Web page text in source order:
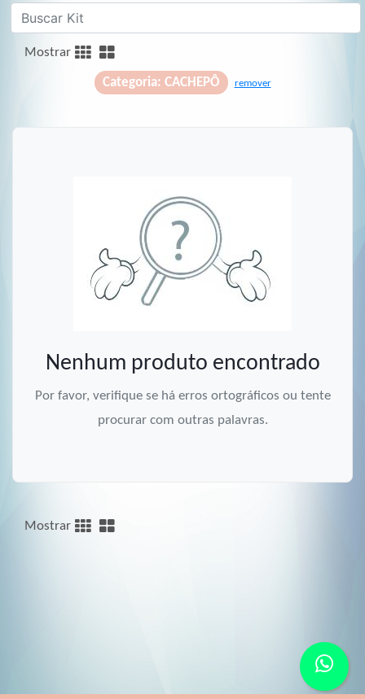
Mostrar
Categoria: CACHEPÔ remover
Nenhum produto encontrado
Por favor, verifique se há erros ortográficos ou tente
procurar com outras palavras.
Mostrar